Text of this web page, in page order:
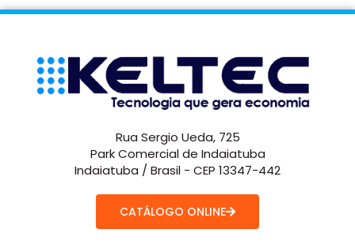
Rua Sergio Ueda, 725
Park Comercial de Indaiatuba
Indaiatuba / Brasil - CEP 13347-442
CATÁLOGO ONLINE